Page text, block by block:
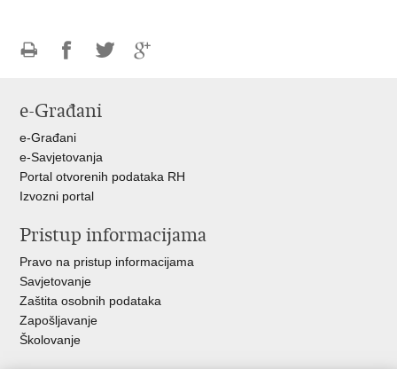
FacebookuTwitteru
e-Građani
e-Građani
e-Savjetovanja
Portal otvorenih podataka RH
Izvozni portal
Pristup informacijama
Pravo na pristup informacijama
Savjetovanje
Zaštita osobnih podataka
Zapošljavanje
Školovanje